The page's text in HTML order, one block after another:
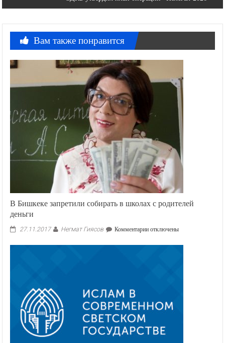
Вам также понравится
В Бишкеке запретили собирать в школах с родителей
деньги
27.11.2017 Негмат Гиясов Комментариик
В
с
родителей
отключены